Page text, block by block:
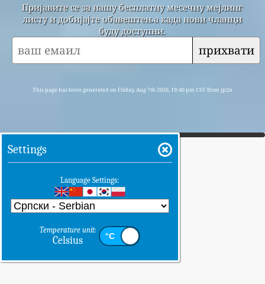
Пријавите се за нашу бесплатну месечну мејлинг
листу и добијајте обавештења када нови чланци
буду доступни.
прихвати
This page has been generated on Friday, Aug 7th 2026, 19:40 pm CST from jp2n
Settings
Language Settings:
Temperature unit:
Celsius